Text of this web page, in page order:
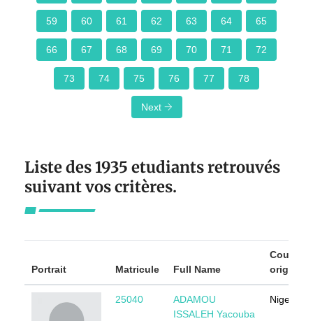
59 60 61 62 63 64 65
66 67 68 69 70 71 72
73 74 75 76 77 78
Next
Liste des 1935 etudiants retrouvés
suivant vos critères.
Portrait Matricule Full Name
Country
origin
25040
ADAMOU
ISSALEH Yacouba
Niger